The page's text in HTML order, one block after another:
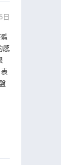
日
感